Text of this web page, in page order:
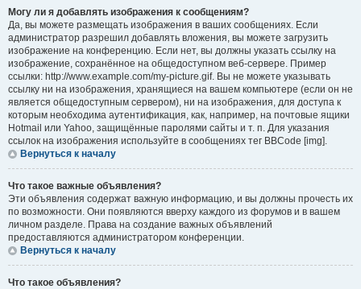
Могу ли я добавлять изображения к сообщениям?
Да, вы можете размещать изображения в ваших сообщениях. Если
администратор разрешил добавлять вложения, вы можете загрузить
изображение на конференцию. Если нет, вы должны указать ссылку на
изображение, сохранённое на общедоступном веб-сервере. Пример
ссылки: http://www.example.com/my-picture.gif. Вы не можете указывать
ссылку ни на изображения, хранящиеся на вашем компьютере (если он не
является общедоступным сервером), ни на изображения, для доступа к
которым необходима аутентификация, как, например, на почтовые ящики
Hotmail или Yahoo, защищённые паролями сайты и т. п. Для указания
ссылок на изображения используйте в сообщениях тег BBCode [img].
Вернуться к началу
Что такое важные объявления?
Эти объявления содержат важную информацию, и вы должны прочесть их
по возможности. Они появляются вверху каждого из форумов и в вашем
личном разделе. Права на создание важных объявлений
предоставляются администратором конференции.
Вернуться к началу
Что такое объявления?